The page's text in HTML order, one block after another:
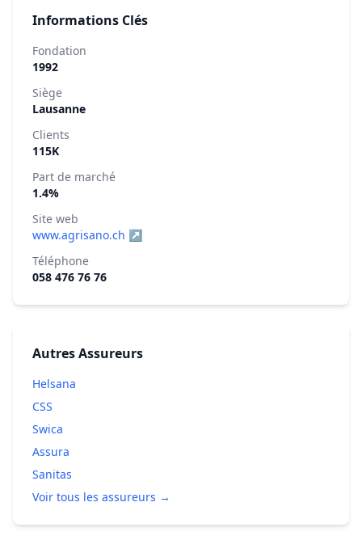
Informations Clés
Fondation
1992
Siège
Lausanne
Clients
115K
Part de marché
1.4%
Site web
www.agrisano.ch ↗
Téléphone
058 476 76 76
Autres Assureurs
Helsana
CSS
Swica
Assura
Sanitas
Voir tous les assureurs →